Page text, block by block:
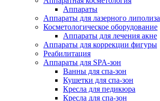
Аппараты
Аппараты для лазерного липолиза
Косметологическое оборудование
Аппараты для лечения акне
Аппараты для коррекции фигуры
Реабилитация
Аппараты для SPA-зон
Ванны для спа-зон
Кушетки для спа-зон
Кресла для педикюра
Кресла для спа-зон